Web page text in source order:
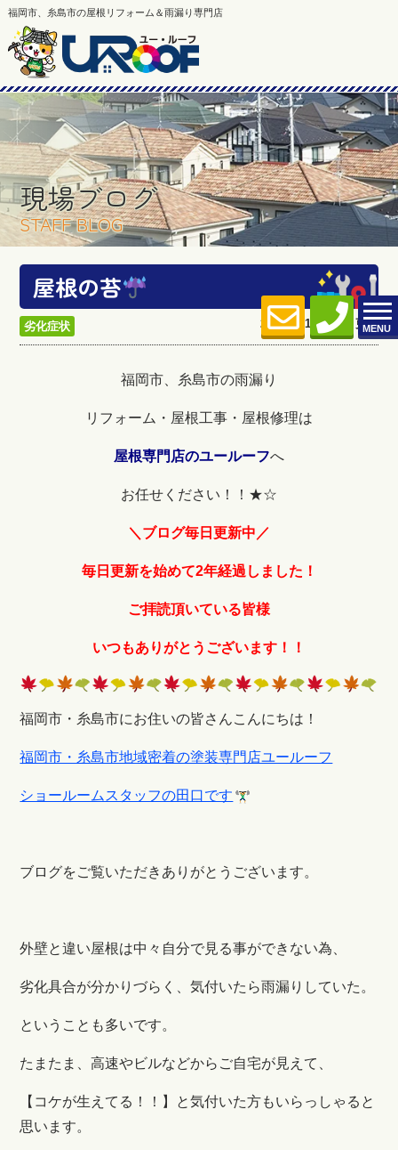
福岡市、糸島市の屋根リフォーム＆雨漏り専門店
MENU
現場ブログ
STAFF BLOG
屋根の苔
劣化症状 2023.10.16 (Mon) 更新
福岡市、糸島市の雨漏り
リフォーム・屋根工事・屋根修理は
屋根専門店のユールーフへ
お任せください！！★☆
＼ブログ毎日更新中／
毎日更新を始めて2年経過しました！
ご拝読頂いている皆様
いつもありがとうございます！！
福岡市・糸島市にお住いの皆さんこんにちは！
福岡市・糸島市地域密着の塗装専門店ユールーフ
ショールームスタッフの田口です
ブログをご覧いただきありがとうございます。
外壁と違い屋根は中々自分で見る事ができない為、
劣化具合が分かりづらく、気付いたら雨漏りしていた。
ということも多いです。
たまたま、高速やビルなどからご自宅が見えて、
【コケが生えてる！！】と気付いた方もいらっしゃると
思います。